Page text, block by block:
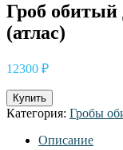
Гроб обитый
(атлас)
12300 ₽
Купить
Категория: Гробы
Описание